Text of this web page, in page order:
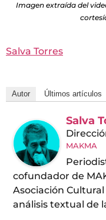
Imagen extraída del
Salva Torres
Autor Últimos artículos
Salva
MAKMA
cofundador de
Asociación
análisis textual de